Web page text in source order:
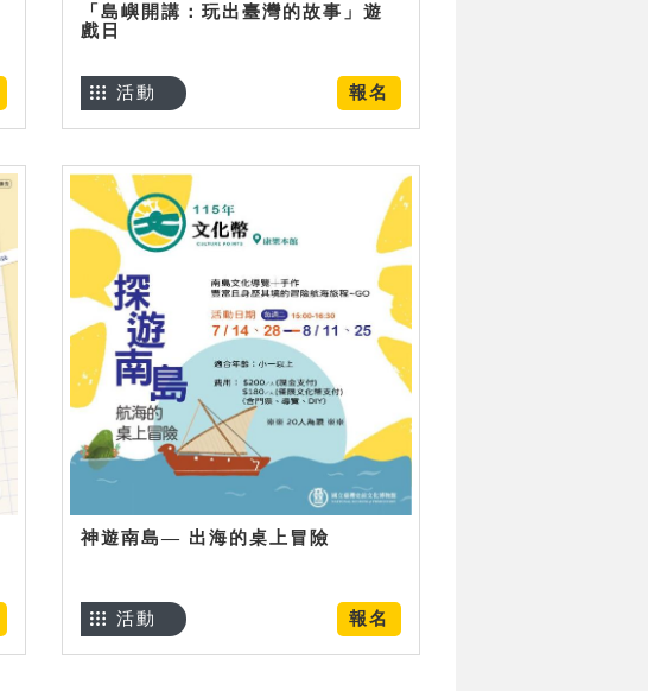
「島嶼開講：玩出臺灣的故事」遊
戲日
報名
活動
神遊南島— 出海的桌上冒險
報名
活動